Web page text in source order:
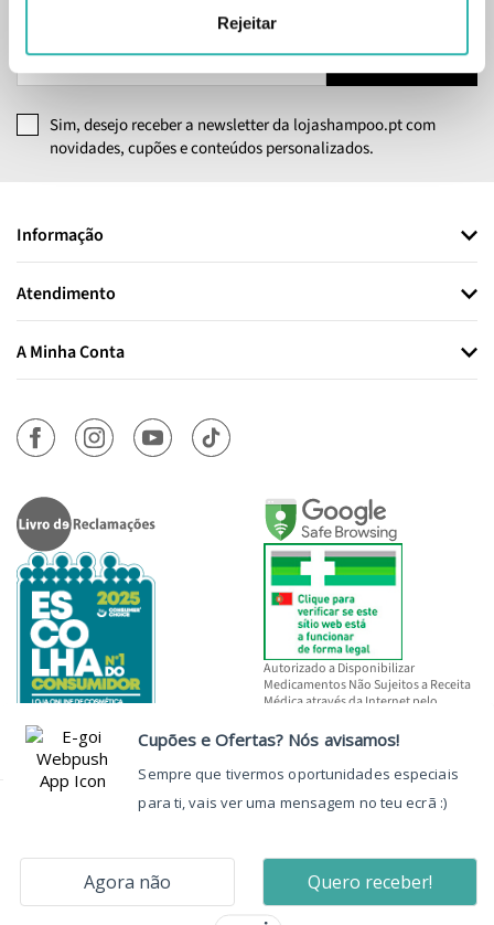
Rejeitar
Inscreve-te na nossa newsletter
SUBSCREVER
Sim, desejo receber a newsletter da lojashampoo.pt com
novidades, cupões e conteúdos personalizados.
Informação
Atendimento
A Minha Conta
Autorizado a Disponibilizar
Medicamentos Não Sujeitos a Receita
Médica através da Internet pelo